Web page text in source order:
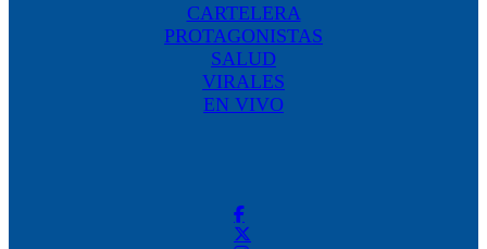
CARTELERA
PROTAGONISTAS
SALUD
VIRALES
EN VIVO